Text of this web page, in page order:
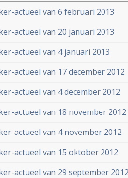
actueel van 6 februari 2013
actueel van 20 januari 2013
actueel van 4 januari 2013
actueel van 17 december 2012
actueel van 4 december 2012
actueel van 18 november 2012
actueel van 4 november 2012
actueel van 15 oktober 2012
actueel van 29 september